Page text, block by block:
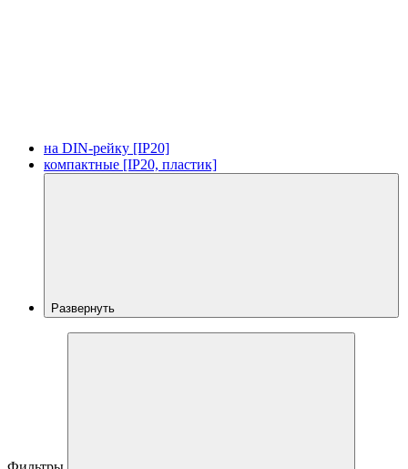
на DIN-рейку [IP20]
компактные [IP20, пластик]
Развернуть